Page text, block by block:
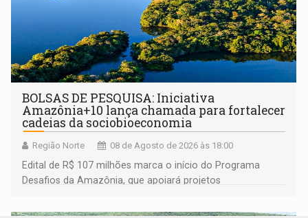
BOLSAS DE PESQUISA: Iniciativa
Amazônia+10 lança chamada para fortalecer
cadeias da sociobioeconomia
Região Norte 08 de Agosto de 2026 às 18:00
Edital de R$ 107 milhões marca o início do Programa
Desafios da Amazônia, que apoiará projetos
submissão de pré-propostas poderá ser feita até 1º de